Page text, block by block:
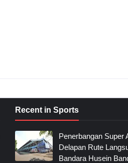
Recent in Sports
Penerbangan Super
Delapan Rute
Bandara Husein